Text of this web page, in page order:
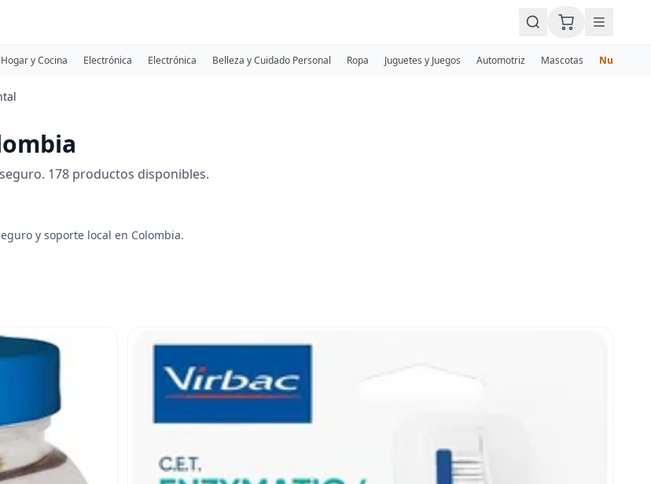
Hogar y Cocina Electrónica Electrónica Belleza y Cuidado Personal Ropa Juguetes y Juegos Automotriz Mascotas Nuevos
178 productos disponibles.
y soporte local en Colombia.